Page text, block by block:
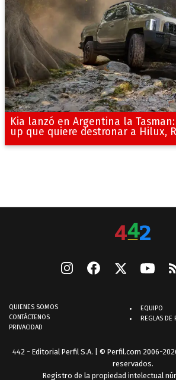
Kia lanzó en Argentina la
up que quiere destronar a Hilux,
QUIENES SOMOS
CONTÁCTENOS
PRIVACIDAD
EQUIPO
REGLAS DE
442 - Editorial Perfil S.A. | © Perfil.com 2006-
reservados.
Registro de la propiedad intelectual